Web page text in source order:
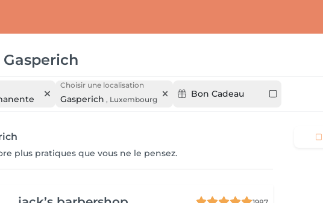
Gasperich
Choisir une localisation
Gasperich , Luxembourg
Bon Cadeau
plus pratiques que vous ne le pensez.